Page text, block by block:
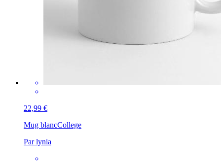
22,99 €
Mug blancCollege
Par lynia